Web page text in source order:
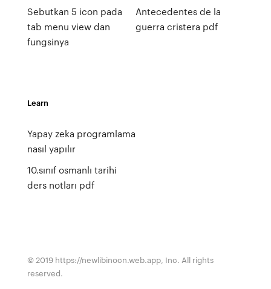
Sebutkan 5 icon pada
tab menu view dan
fungsinya
Antecedentes de la
guerra cristera pdf
Learn
Yapay zeka programlama
nasıl yapılır
10.sınıf osmanlı tarihi
ders notları pdf
© 2019 https://newlibinocn.web.app, Inc. All rights
reserved.